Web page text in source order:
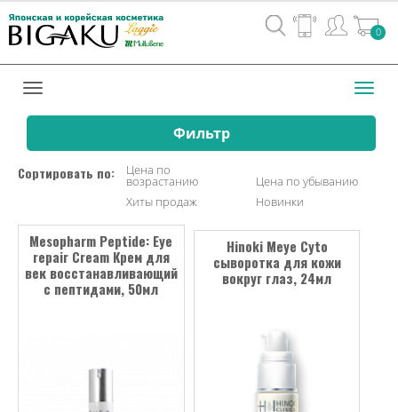
Вход
/
0
Фильтр
Сортировать по: Цена по
возрастанию
Цена по убыванию
Хиты продаж
Новинки
Mesopharm Peptide: Eye
repair Cream Крем для
век восстанавливающий
с пептидами, 50мл
Hinoki Meye Сyto
сыворотка для кожи
вокруг глаз, 24мл